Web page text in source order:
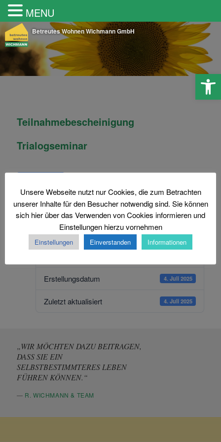
Betreutes Wohnen Wichmann GmbH
Teilnahmebescheinigung
Trialogseminar
Download
Dateigröße 270.75 KB
Erstellungsdatum 4. Juli 2025
Zuletzt aktualisiert 4. Juli 2025
Unsere Webseite nutzt nur Cookies, die zum Betrachten
unserer Inhalte für den Besucher notwendig sind. Sie können
sich hier über das Verwenden von Cookies informieren und
Einstellungen hierzu vornehmen
Einstellungen Einverstanden Informationen
MENU
„WIR MÖCHTEN DAZU BEITRAGEN,
DASS SIE EIN
SELBSTBESTIMMTERES LEBEN
FÜHREN KÖNNEN.“
— R. WICHMANN & TEAM